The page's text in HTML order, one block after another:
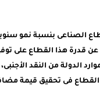
الصناعى بنسبة نمو
عن قدرة هذا القطاع على
الدولة من النقد
القطاع فى تحقيق قيمة